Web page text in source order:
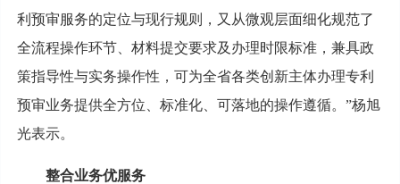
利预审服务的定位与现行规则，又从微观层面细化规范了
全流程操作环节、材料提交要求及办理时限标准，兼具政
策指导性与实务操作性，可为全省各类创新主体办理专利
预审业务提供全方位、标准化、可落地的操作遵循。”杨旭
光表示。
整合业务优服务